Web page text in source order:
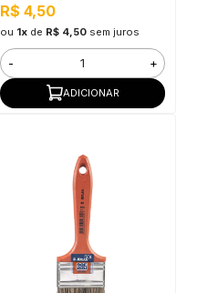
R$ 4,50
ou 1xde R$ 4,50 sem juros
- +
ADICIONAR